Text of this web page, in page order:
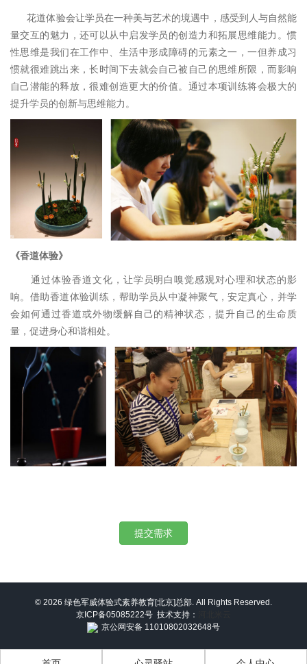
花道体验会让学员在一种美与艺术的境遇中，感受到人与自然能
量交互的魅力，还可以从中启发学员的创造力和拓展思维能力。惯
性思维是我们在工作中、生活中形成障碍的元素之一，一但养成习
惯就很难跳出来，长时间下去就会自己被自己的思维所限，而影响
自己潜能的释放，很难创造更大的价值。通过本项训练将会极大的
提升学员的创新与思维能力。
《香道体验》
通过体验香道文化，让学员明白嗅觉感观对心理和状态的影
响。借助香道体验训练，帮助学员从中凝神聚气，安定真心，并学
会如何通过香道或外物缓解自己的精神状态，提升自己的生命质
量，促进身心和谐相处。
提交需求
© 2026 绿色军威体验式素养教育[北京]总部. All Rights Reserved.
京ICP备05085222号 技术支持：
京公网安备 11010802032648号